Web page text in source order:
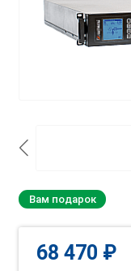
Вам подарок
68 470 ₽